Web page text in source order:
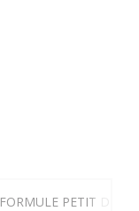
FORMULE PETIT